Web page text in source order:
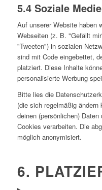
5.4 Soziale
Auf unserer Website haben
Webseiten (z. B. "Gefällt
"Tweeten") in sozialen
sind mit Code eingebettet,
platziert. Diese Inhalte
personalisierte Werbung
Bitte lies die
(die sich regelmäßig
deinen (persönlichen)
Cookies verarbeiten. Die
möglich anonymisiert.
6.